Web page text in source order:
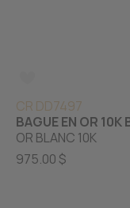
CR DD7497
BAGUE EN OR 10K
OR BLANC 10K
975.00 $